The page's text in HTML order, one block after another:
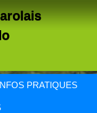
PRATIQUES